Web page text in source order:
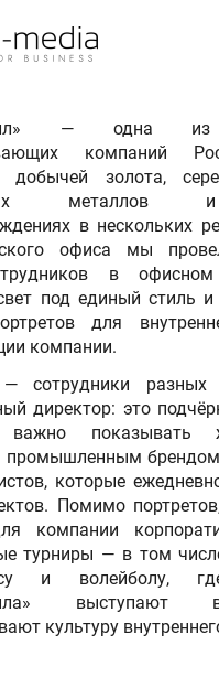
— одна из
компаний
добычей золота,
металлов
в нескольких
офиса мы
в офисном
под единый стиль
для
компании.
сотрудники разных
директор: это
важно показывать
промышленным
которые
Помимо
компании
турниры — в том
и волейболу,
выступают
культуру